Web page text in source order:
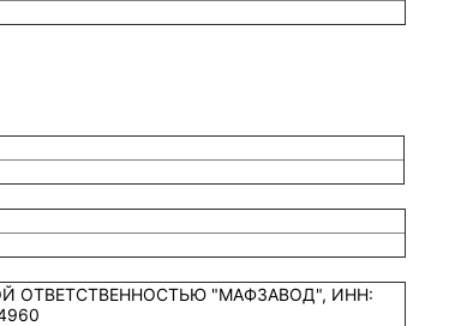
ОТВЕТСТВЕННОСТЬЮ "МАФЗАВОД", ИНН: